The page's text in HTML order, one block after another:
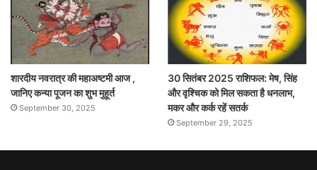
शारदीय नवरात्र की महाअष्टमी आज ,
जानिए कन्या पूजन का शुभ मुहूर्त
September 30, 2025
30 सितंबर 2025 राशिफल: मेष, सिंह
और वृश्चिक को मिल सकता है धनलाभ,
मकर और कर्क रहें सतर्क
September 29, 2025